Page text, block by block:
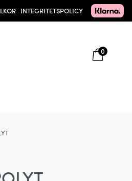
INTEGRITETSPOLICY
0